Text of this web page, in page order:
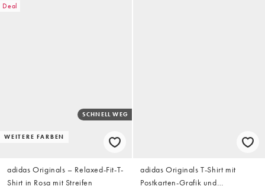
Deal
WEITERE FARBEN
SCHNELL WEG
adidas Originals – Relaxed-Fit-T-
Shirt in Rosa mit Streifen
adidas Originals T-Shirt mit
Postkarten-Grafik und